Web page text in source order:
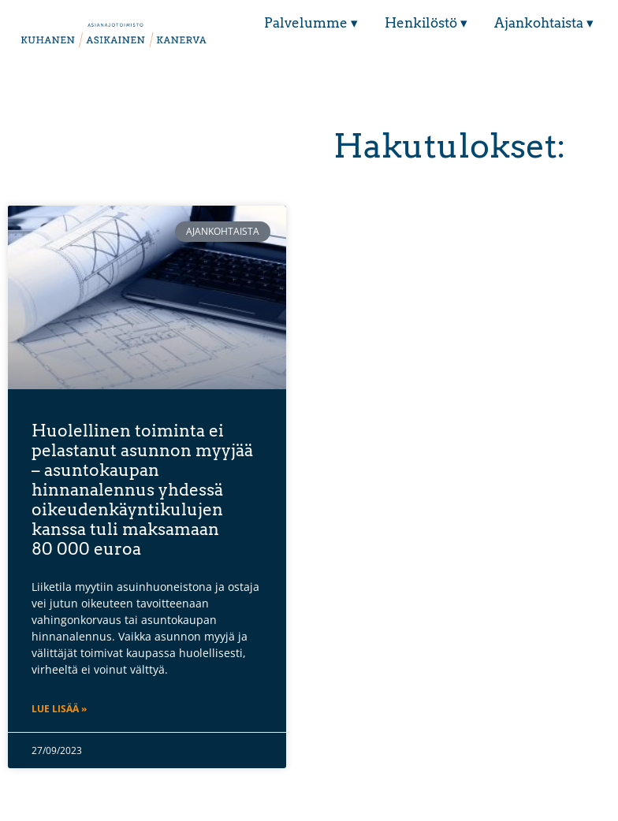
Palvelumme ▾ Henkilöstö ▾ Ajankohtaista ▾
Hakutulokset:
AJANKOHTAISTA
Huolellinen toiminta ei
pelastanut asunnon myyjää
– asuntokaupan
hinnanalennus yhdessä
oikeudenkäyntikulujen
kanssa tuli maksamaan
80 000 euroa
Liiketila myytiin asuinhuoneistona ja ostaja
vei jutun oikeuteen tavoitteenaan
vahingonkorvaus tai asuntokaupan
hinnanalennus. Vaikka asunnon myyjä ja
välittäjät toimivat kaupassa huolellisesti,
virheeltä ei voinut välttyä.
LUE LISÄÄ »
27/09/2023